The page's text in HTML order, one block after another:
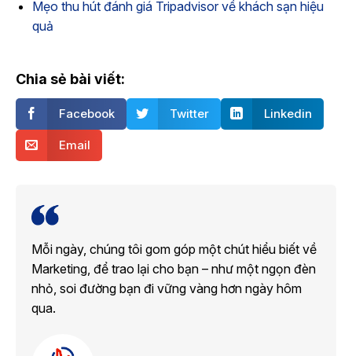
Mẹo thu hút đánh giá Tripadvisor về khách sạn hiệu
quả
Chia sẻ bài viết:
Facebook Twitter Linkedin
Email
Mỗi ngày, chúng tôi gom góp một chút hiểu biết về
Marketing, để trao lại cho bạn – như một ngọn đèn
nhỏ, soi đường bạn đi vững vàng hơn ngày hôm
qua.